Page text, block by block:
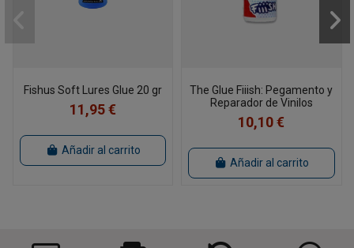
Fishus Soft Lures Glue 20 gr
11,95 €
Añadir al carrito
The Glue Fiiish: Pegamento y
Reparador de Vinilos
10,10 €
Añadir al carrito